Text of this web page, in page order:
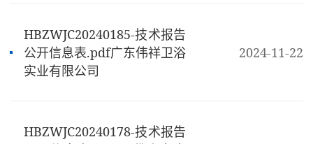
HBZWJC20240185-技术报告
公开信息表.pdf广东伟祥卫浴
实业有限公司
2024-11-22
HBZWJC20240178-技术报告